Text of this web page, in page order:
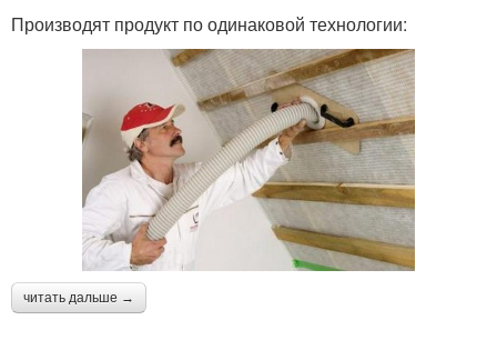
Производят продукт по одинаковой технологии:
читать дальше →